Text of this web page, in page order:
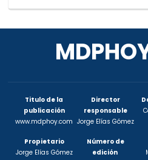
Titulo de la
publicación
www.mdphoy.com
Propietario
Jorge Elías Gómez
Director
responsable
Jorge Elías Gómez
Número de
edición